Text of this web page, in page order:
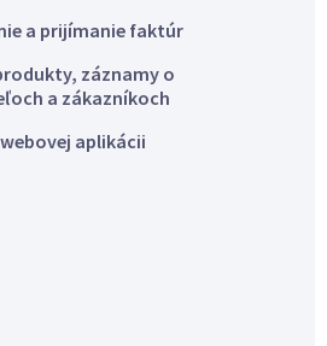
a prijímanie faktúr
záznamy o
a zákazníkoch
aplikácii